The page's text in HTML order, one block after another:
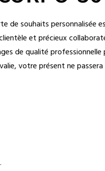
de souhaits personnalisée
et précieux
de qualité professionnelle
votre présent ne passera